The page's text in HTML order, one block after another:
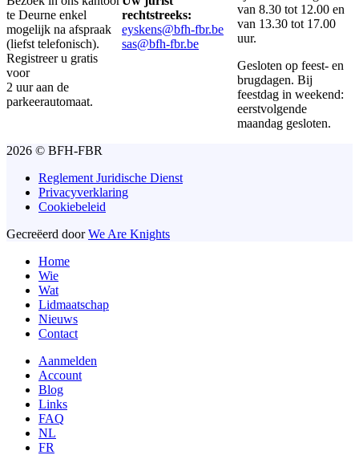
te Deurne enkel
mogelijk na afspraak
(liefst telefonisch).
Registreer u gratis
voor
2 uur aan de
parkeerautomaat.
rechtstreeks:
eyskens@bfh-fbr.be
sas@bfh-fbr.be
van 8.30 tot 12.00 en
van 13.30 tot 17.00
uur.
Gesloten op feest- en
brugdagen. Bij
feestdag in weekend:
eerstvolgende
maandag gesloten.
2026 © BFH-FBR
Reglement Juridische Dienst
Privacyverklaring
Cookiebeleid
Gecreëerd doorWe Are Knights
Home
Wie
Wat
Lidmaatschap
Nieuws
Contact
Aanmelden
Account
Blog
Links
FAQ
NL
FR